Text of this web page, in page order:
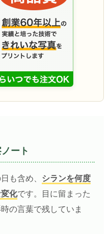
ート
も含め、
シランを何度
化です。目に留まった
の言葉で残していま